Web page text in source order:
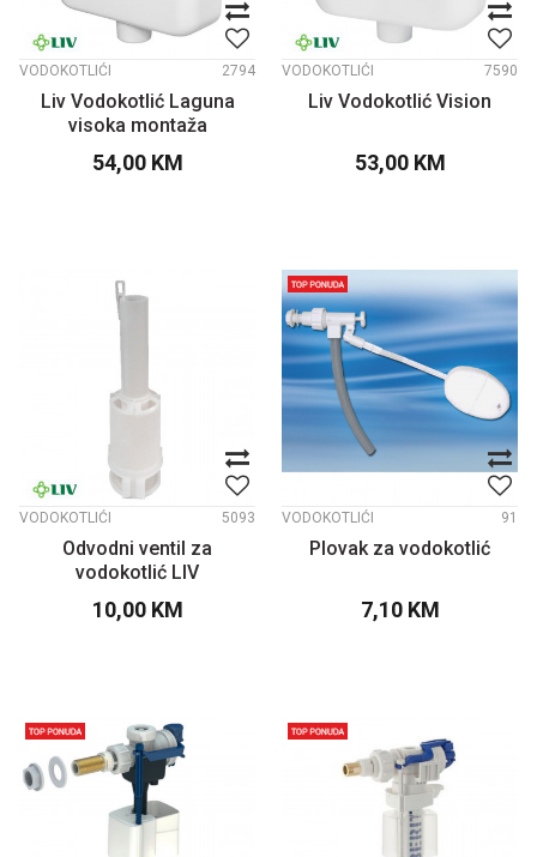
VODOKOTLIĆI 2794
Liv Vodokotlić Laguna
visoka montaža
54,00 KM
VODOKOTLIĆI 7590
Liv Vodokotlić Vision
53,00 KM
VODOKOTLIĆI 5093
Odvodni ventil za
vodokotlić LIV
10,00 KM
VODOKOTLIĆI 91
Plovak za vodokotlić
7,10 KM